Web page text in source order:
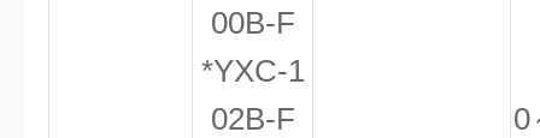
00B-F
*YXC-1
02B-F
0